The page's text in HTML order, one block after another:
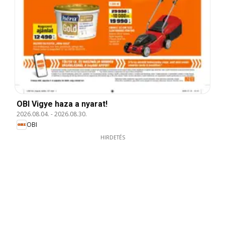
OBI Vigye haza a nyarat!
2026.08.04. -2026.08.30.
OBI
HIRDETÉS